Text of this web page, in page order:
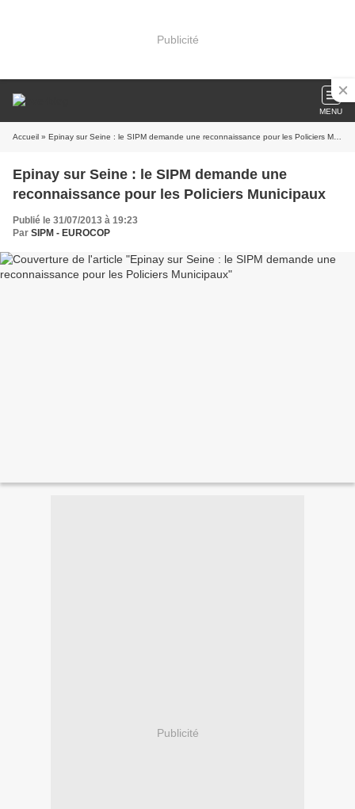
Publicité
MENU
Accueil » Epinay sur Seine : le SIPM demande une reconnaissance pour les Policiers Municipaux
Epinay sur Seine : le SIPM demande une
reconnaissance pour les Policiers Municipaux
Publié le 31/07/2013 à 19:23
Par SIPM - EUROCOP
Publicité